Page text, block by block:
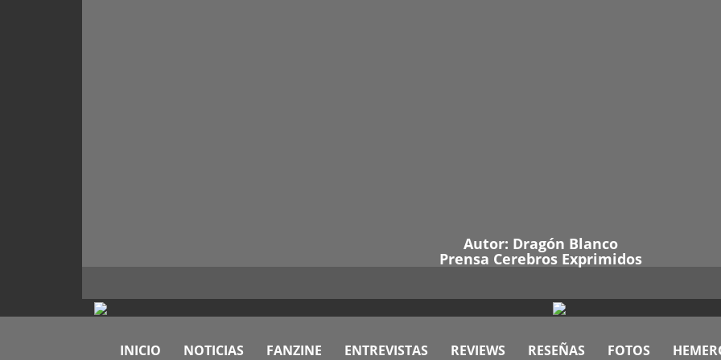
Autor: Dragón Blanco
Prensa Cerebros Exprimidos
INICIO NOTICIAS FANZINE ENTREVISTAS REVIEWS RESEÑAS FOTOS